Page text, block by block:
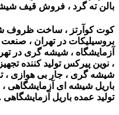
بالن ته گرد ، فروش قیف شیشه
کوت کوآرتز ، ساخت ظروف
بروسیلیکات در تهران ،
آزمایشگاه ، شیشه گری در
، نوین پیرکس تولید کننده
شیشه گری ، جار بی هوازی ،
باریل شیشه ای آزمایشگاهی
تولید عمده باریل آزمایشگاهی